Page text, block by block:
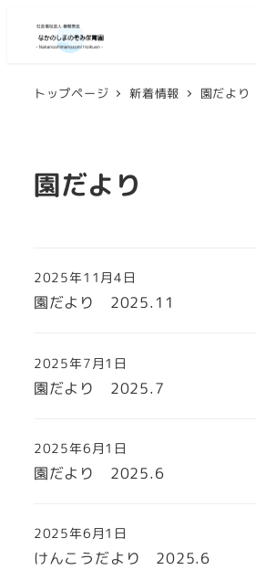
トップページ 新着情報 園だより
園だより
園だより 2025.11
2025年11月4日
園だより 2025.7
2025年7月1日
園だより 2025.6
2025年6月1日
けんこうだより 2025.6
2025年6月1日